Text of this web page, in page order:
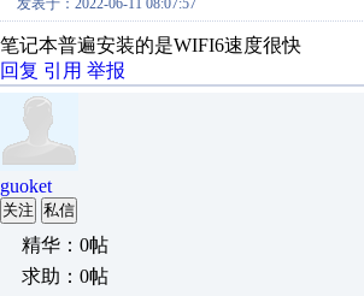
发表于：2022-06-11 08:07:57
笔记本普遍安装的是WIFI6速度很快
回复 引用 举报
guoket
关注 私信
精华：0帖
求助：0帖